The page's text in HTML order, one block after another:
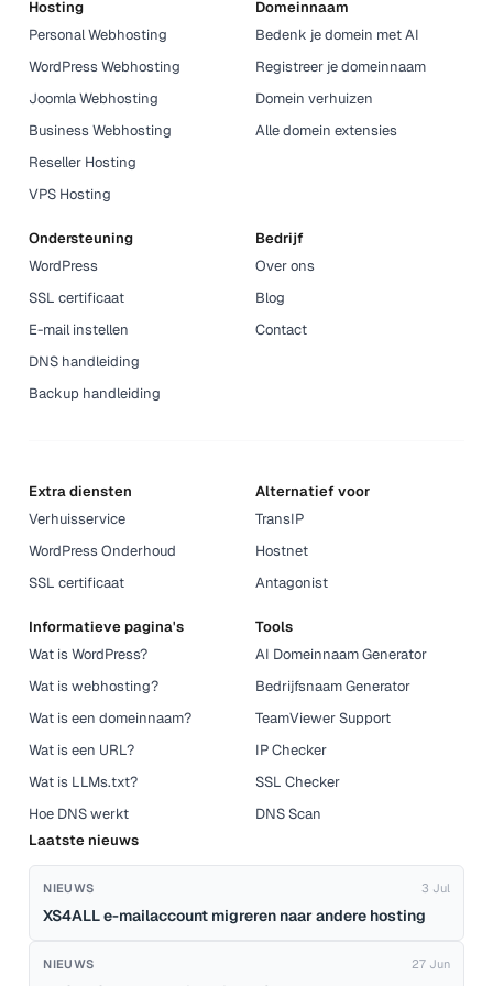
    DOSSiteInterval 1
    DOSBlockingPeriod 10
Hosting
Personal Webhosting
WordPress Webhosting
Joomla Webhosting
Business Webhosting
Reseller Hosting
VPS Hosting
Domeinnaam
Bedenk je domein met AI
Registreer je domeinnaam
Domein verhuizen
Alle domein extensies
Ondersteuning
WordPress
SSL certificaat
E-mail instellen
DNS handleiding
Backup handleiding
Bedrijf
Over ons
Blog
Contact
Extra diensten
Verhuisservice
WordPress Onderhoud
SSL certificaat
Alternatief voor
TransIP
Hostnet
Antagonist
Informatieve pagina's
Wat is WordPress?
Wat is webhosting?
Wat is een domeinnaam?
Wat is een URL?
Wat is LLMs.txt?
Hoe DNS werkt
Tools
AI Domeinnaam Generator
Bedrijfsnaam Generator
TeamViewer Support
IP Checker
SSL Checker
DNS Scan
Laatste nieuws
NIEUWS 3 Jul
XS4ALL e-mailaccount migreren naar andere hosting
NIEUWS 27 Jun